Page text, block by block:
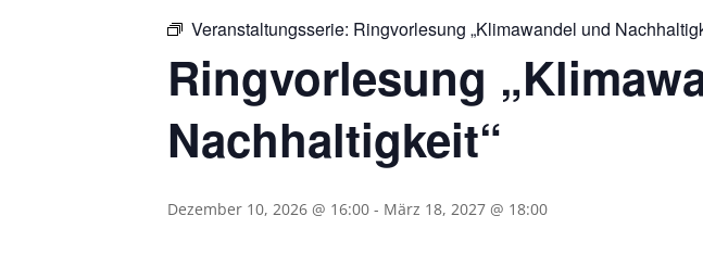
Veranstaltungsserie: Ringvorlesung „Klimawandel und
Ringvorlesung
Nachhaltigkeit“
Dezember 10, 2026 @ 16:00 - März 18, 2027 @ 18:00